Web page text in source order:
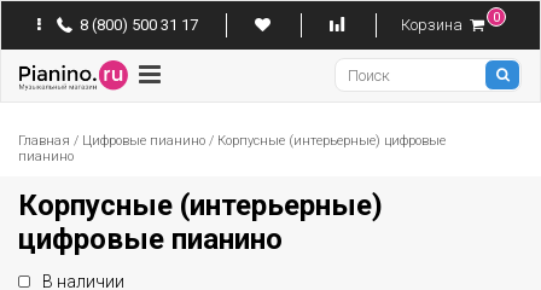
8 (800) 500 31 17 Корзина 0
Pianino
Главная / Цифровые пианино / Корпусные (интерьерные) цифровые
пианино
Корпусные (интерьерные)
цифровые пианино
В наличии